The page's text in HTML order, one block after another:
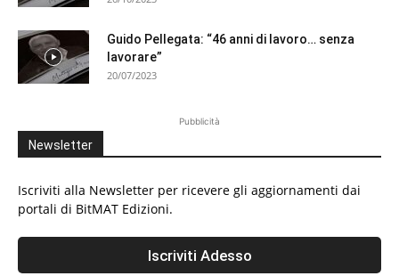
Guido Pellegata: “46 anni di lavoro… senza
lavorare”
20/07/2023
Pubblicità
Newsletter
Iscriviti alla Newsletter per ricevere gli aggiornamenti dai
portali di BitMAT Edizioni.